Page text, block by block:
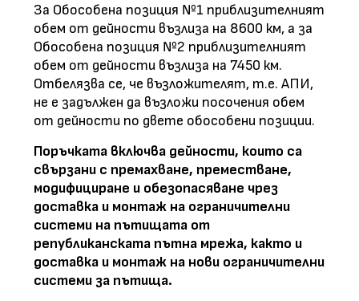
За Обособена позиция №1 приблизителният
обем от дейности възлиза на 8600 км, а за
Обособена позиция №2 приблизителният
обем от дейности възлиза на 7450 км.
Отбелязва се, че възложителят, т.е. АПИ,
не е задължен да възложи посочения обем
от дейности по двете обособени позиции.
Поръчката включва дейности, които са
свързани с премахване, преместване,
модифициране и обезопасяване чрез
доставка и монтаж на ограничителни
системи на пътищата от
републиканската пътна мрежа, както и
доставка и монтаж на нови ограничителни
системи за пътища.